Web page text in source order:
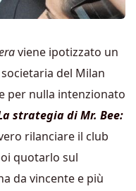
viene ipotizzato un
del Milan
per nulla intenzionato
strategia di Mr. Bee:
rilanciare il club
quotarlo sul
da vincente e più